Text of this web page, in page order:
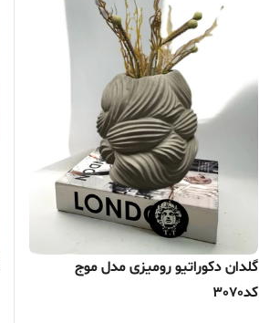
گلدان دکوراتیو رومیزی مدل موج
کد3070